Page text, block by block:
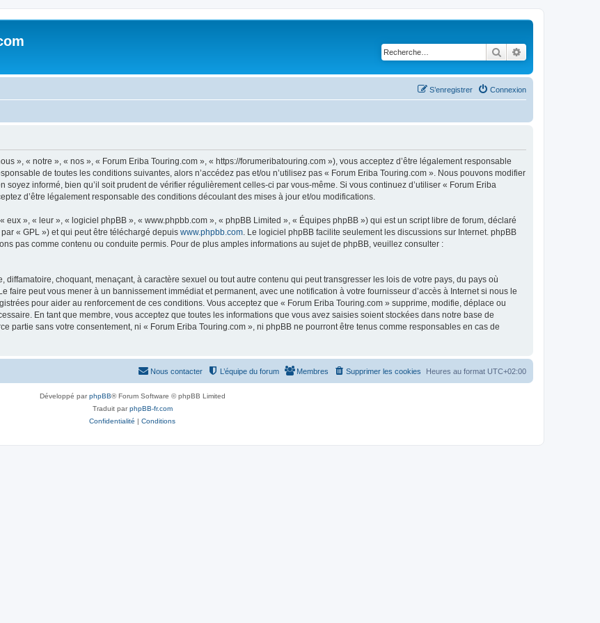
Rechercher
Connexion
S’enregistrer
», « notre », « nos », « Forum Eriba Touring.com », « https://forumeribatouring.com »), vous acceptez d’être légalement responsable
de toutes les conditions suivantes, alors n’accédez pas et/ou n’utilisez pas « Forum Eriba Touring.com ». Nous pouvons modifier
informé, bien qu’il soit prudent de vérifier régulièrement celles-ci par vous-même. Si vous continuez d’utiliser « Forum Eriba
d’être légalement responsable des conditions découlant des mises à jour et/ou modifications.
», « leur », « logiciel phpBB », « www.phpbb.com », « phpBB Limited », « Équipes phpBB ») qui est un script libre de forum, déclaré
« GPL ») et qui peut être téléchargé depuis www.phpbb.com . Le logiciel phpBB facilite seulement les discussions sur Internet. phpBB
pas comme contenu ou conduite permis. Pour de plus amples informations au sujet de phpBB, veuillez consulter :
choquant, menaçant, à caractère sexuel ou tout autre contenu qui peut transgresser les lois de votre pays, du pays où
faire peut vous mener à un bannissement immédiat et permanent, avec une notification à votre fournisseur d’accès à Internet si nous le
pour aider au renforcement de ces conditions. Vous acceptez que « Forum Eriba Touring.com » supprime, modifie, déplace ou
En tant que membre, vous acceptez que toutes les informations que vous avez saisies soient stockées dans notre base de
partie sans votre consentement, ni « Forum Eriba Touring.com », ni phpBB ne pourront être tenus comme responsables en cas de
Heures au format UTC+02:00
Supprimer les cookies
Membres
L’équipe du forum
Nous contacter
Développé parphpBB® Forum Software © phpBB Limited
Traduit parphpBB-fr.com
Confidentialité | Conditions